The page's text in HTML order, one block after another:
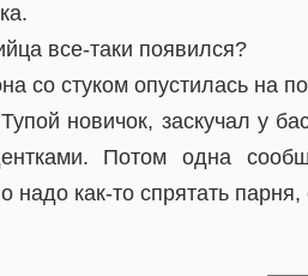
все-таки появился?
со стуком опустилась на
новичок, заскучал у
Потом одна
как-то спрятать